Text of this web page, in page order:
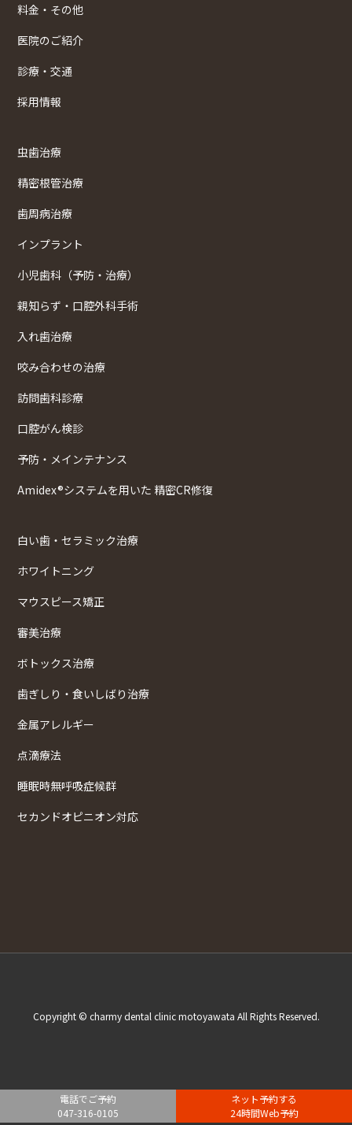
料金・その他
医院のご紹介
診療・交通
採用情報
虫歯治療
精密根管治療
歯周病治療
インプラント
小児歯科（予防・治療）
親知らず・口腔外科手術
入れ歯治療
咬み合わせの治療
訪問歯科診療
口腔がん検診
予防・メインテナンス
Amidex®システムを用いた 精密CR修復
白い歯・セラミック治療
ホワイトニング
マウスピース矯正
審美治療
ボトックス治療
歯ぎしり・食いしばり治療
金属アレルギー
点滴療法
睡眠時無呼吸症候群
セカンドオピニオン対応
Copyright © charmy dental clinic motoyawata All Rights Reserved.
電話でご予約
047-316-0105
ネット予約する
24時間Web予約